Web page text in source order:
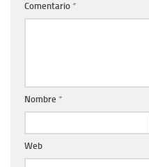
Comentario *
Nombre *
Web